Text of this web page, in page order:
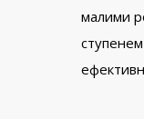
малими